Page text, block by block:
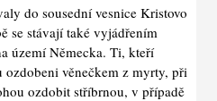
do sousední vesnice Kristovo
se stávají také vyjádřením
území Německa. Ti, kteří
věnečkem z myrty, při
ozdobit stříbrnou, v případě